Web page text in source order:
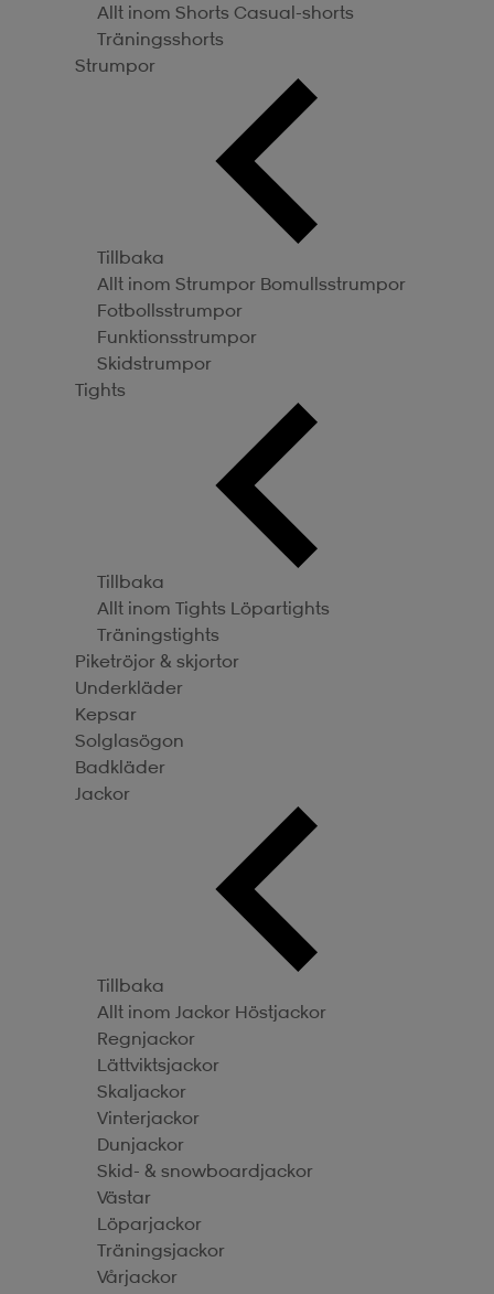
Allt inom Shorts Casual-shorts
Träningsshorts
Strumpor
Tillbaka
Allt inom Strumpor Bomullsstrumpor
Fotbollsstrumpor
Funktionsstrumpor
Skidstrumpor
Tights
Tillbaka
Allt inom Tights Löpartights
Träningstights
Piketröjor & skjortor
Underkläder
Kepsar
Solglasögon
Badkläder
Jackor
Tillbaka
Allt inom Jackor Höstjackor
Regnjackor
Lättviktsjackor
Skaljackor
Vinterjackor
Dunjackor
Skid- & snowboardjackor
Västar
Löparjackor
Träningsjackor
Vårjackor